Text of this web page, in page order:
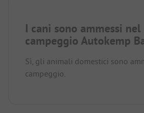
I cani sono ammessi nel
campeggio Autokemp
Sì, gli animali domestici sono
campeggio.